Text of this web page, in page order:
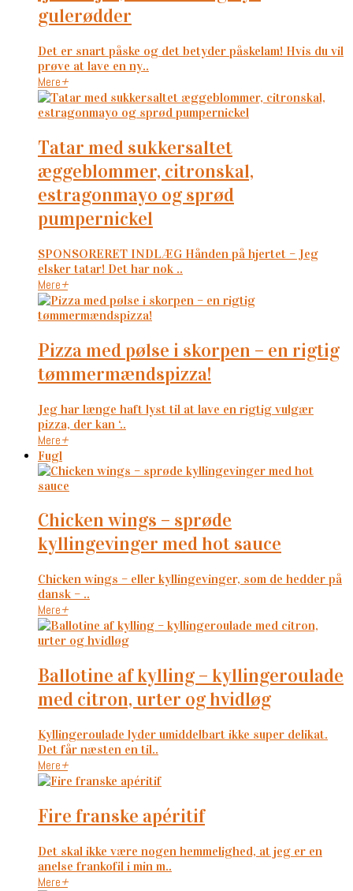
gulerødder
Det er snart påske og det betyder påskelam! Hvis du vil
prøve at lave en ny..
Mere+
tatar med sukkersaltet
æggeblommer, citronskal,
estragonmayo og sprød
pumpernickel
SPONSORERET INDLÆG Hånden på hjertet – Jeg
elsker tatar! Det har nok ..
Mere+
pizza med pølse i skorpen – en rigtig
tømmermændspizza!
Jeg har længe haft lyst til at lave en rigtig vulgær
pizza, der kan ‘..
Mere+
Fugl
chicken wings – sprøde
kyllingevinger med hot sauce
Chicken wings – eller kyllingevinger, som de hedder på
dansk – ..
Mere+
ballotine af kylling – kyllingeroulade
med citron, urter og hvidløg
Kyllingeroulade lyder umiddelbart ikke super delikat.
Det får næsten en til..
Mere+
fire franske apéritif
Det skal ikke være nogen hemmelighed, at jeg er en
anelse frankofil i min m..
Mere+